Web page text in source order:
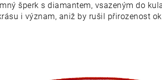
šperk s diamantem, vsazeným do
i význam, aniž by rušil přirozenost